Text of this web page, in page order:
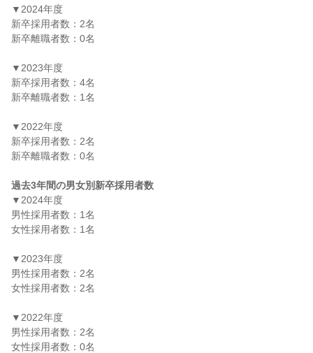
▼2024年度
新卒採用者数：2名
新卒離職者数：0名
▼2023年度
新卒採用者数：4名
新卒離職者数：1名
▼2022年度
新卒採用者数：2名
新卒離職者数：0名
過去3年間の男女別新卒採用者数
▼2024年度
男性採用者数：1名
女性採用者数：1名
▼2023年度
男性採用者数：2名
女性採用者数：2名
▼2022年度
男性採用者数：2名
女性採用者数：0名